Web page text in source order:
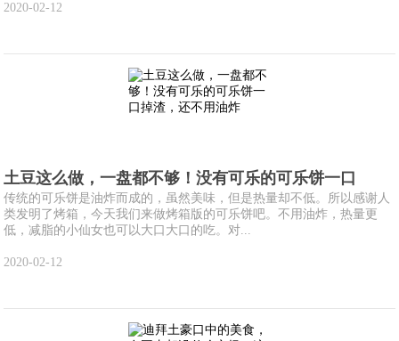
2020-02-12
土豆这么做，一盘都不够！没有可乐的可乐饼一口
传统的可乐饼是油炸而成的，虽然美味，但是热量却不低。所以感谢人
类发明了烤箱，今天我们来做烤箱版的可乐饼吧。不用油炸，热量更
低，减脂的小仙女也可以大口大口的吃。对...
2020-02-12